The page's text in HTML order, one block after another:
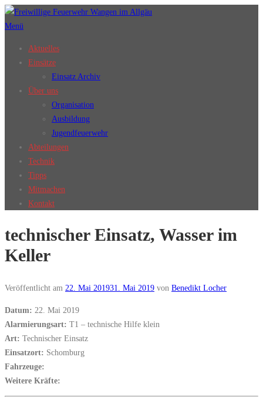
Zum
Inhalt
Menü
Aktuelles
Einsätze
Einsatz Archiv
Über uns
Organisation
Ausbildung
Jugendfeuerwehr
Abteilungen
Technik
Tipps
Mitmachen
Kontakt
technischer Einsatz, Wasser im
Keller
Veröffentlicht am 22. Mai 201931. Mai 2019 von Benedikt Locher
Datum: 22. Mai 2019
Alarmierungsart: T1 – technische Hilfe klein
Art: Technischer Einsatz
Einsatzort: Schomburg
Fahrzeuge:
Weitere Kräfte: